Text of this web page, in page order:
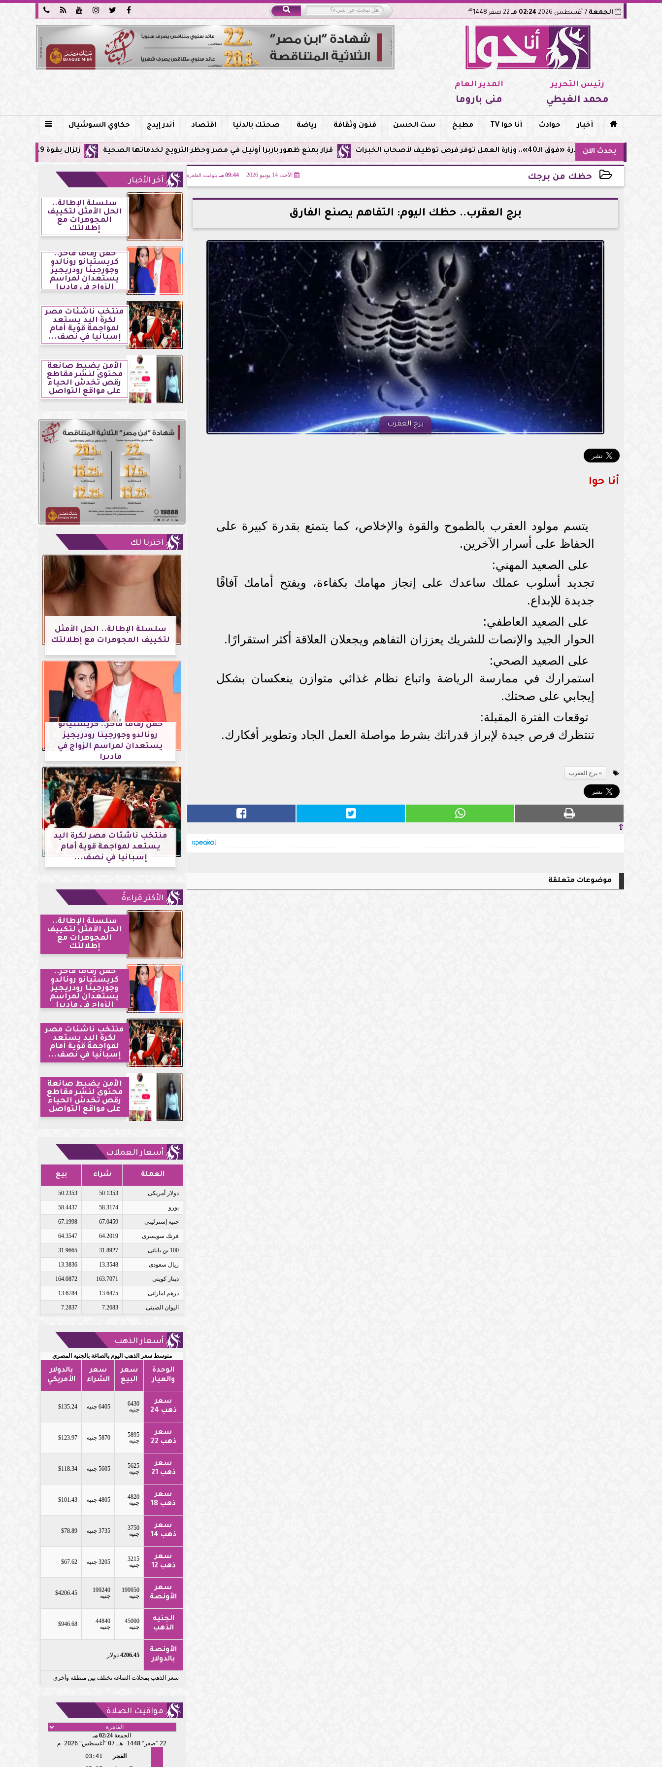





 الجمعة 02:24 مـ هـ
رئيس التحرير
محمد الغيطي
المدير العام
منى باروما
 أخبار حوادث أنا حوا TV مطبخ ست الحسن فنون وثقافة رياضة صحتك بالدنيا اقتصاد أندر إيدج حكاوي السوشيال 
يحدث الآن زلزال بقوة 5.9 ريختر يشعر به سكان القاهرة وعدة محافظات.. مركزه شرق البحر المتوسط قرار بمنع ظهور باربرا أونيل في مصر وحظر الترويج لخدماتها الصحية مبادرة «فوق الـ40».. وزارة العمل توفر فرص توظيف لأصحاب الخبرات
حظك من برجك الأحد، 14 يونيو 2026 09:44 مـ بتوقيت القاهرة
2026-06-14 21:44:45
برج العقرب.. حظك اليوم: التفاهم يصنع الفارق
برج العقرب
أنا حوا
يتسم مولود العقرب بالطموح والقوة والإخلاص، كما يتمتع بقدرة كبيرة على
الحفاظ على أسرار الآخرين.
على الصعيد المهني:
تجديد أسلوب عملك ساعدك على إنجاز مهامك بكفاءة، ويفتح أمامك آفاقًا
جديدة للإبداع.
على الصعيد العاطفي:
الحوار الجيد والإنصات للشريك يعززان التفاهم ويجعلان العلاقة أكثر استقرارًا.
على الصعيد الصحي:
استمرارك في ممارسة الرياضة واتباع نظام غذائي متوازن ينعكسان بشكل
إيجابي على صحتك.
توقعات الفترة المقبلة:
تنتظرك فرص جيدة لإبراز قدراتك بشرط مواصلة العمل الجاد وتطوير أفكارك.
برج العقرب
⇧
موضوعات متعلقة
آخر الأخبار
سلسلة الإطالة..
الحل الأمثل لتكييف
المجوهرات مع
إطلالتك
حفل زفاف فاخر..
كريستيانو رونالدو
وجورجينا رودريجيز
يستعدان لمراسم
الزواج في ماديرا
منتخب ناشئات مصر
لكرة اليد يستعد
لمواجهة قوية أمام
إسبانيا في نصف...
الأمن يضبط صانعة
محتوى لنشر مقاطع
رقص تخدش الحياء
على مواقع التواصل
اخترنا لك
سلسلة الإطالة.. الحل الأمثل
لتكييف المجوهرات مع إطلالتك
حفل زفاف فاخر.. كريستيانو
رونالدو وجورجينا رودريجيز
يستعدان لمراسم الزواج في
ماديرا
منتخب ناشئات مصر لكرة اليد
يستعد لمواجهة قوية أمام
إسبانيا في نصف...
الأكثر قراءةً
سلسلة الإطالة..
الحل الأمثل لتكييف
المجوهرات مع
إطلالتك
حفل زفاف فاخر..
كريستيانو رونالدو
وجورجينا رودريجيز
يستعدان لمراسم
الزواج في ماديرا
منتخب ناشئات مصر
لكرة اليد يستعد
لمواجهة قوية أمام
إسبانيا في نصف...
الأمن يضبط صانعة
محتوى لنشر مقاطع
رقص تخدش الحياء
على مواقع التواصل
أسعار العملات
العملة شراء بيع
دولار أمريكى 50.1353
50.2353
يورو 58.3174
58.4437
جنيه إسترلينى 67.0459
67.1998
فرنك سويسرى 64.2019
64.3547
100 ين يابانى 31.8927
31.9665
ريال سعودى 13.3548
13.3836
دينار كويتى 163.7071
164.0872
درهم اماراتى 13.6475
13.6784
اليوان الصينى 7.2683
7.2837
أسعار الذهب
متوسط سعر الذهب اليوم بالصاغة بالجنيه المصري
الوحدة
والعيار
سعر
البيع
سعر
الشراء
بالدولار
الأمريكي
سعر
ذهب 24
6430
جنيه
6405 جنيه $135.24
سعر
ذهب 22
5895
جنيه
5870 جنيه $123.97
سعر
ذهب 21
5625
جنيه
5605 جنيه $118.34
سعر
ذهب 18
4820
جنيه
4805 جنيه $101.43
سعر
ذهب 14
3750
جنيه
3735 جنيه $78.89
سعر
ذهب 12
3215
جنيه
3205 جنيه $67.62
سعر
الأونصة
199950
جنيه
199240
جنيه
$4206.45
الجنيه
الذهب
45000
جنيه
44840
جنيه
$946.68
الأونصة
بالدولار
4206.45 دولار
سعر الذهب بمحلات الصاغة تختلف بين منطقة وأخرى
مواقيت الصلاة
الجمعة 02:24 مـ
22 صفر 1448 هـ 07 أغسطس 2026 م
الفجر
03:41